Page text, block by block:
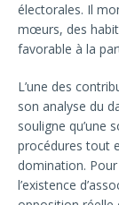
électorales. Il
mœurs, des
favorable à la
L’une des
son analyse du
souligne qu’une
procédures tout
domination.
l’existence